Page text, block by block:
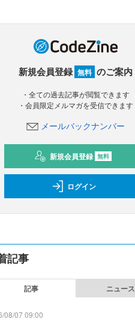
新規会員登録 無料 のご案内
・全ての過去記事が閲覧できます
・会員限定メルマガを受信できます
メールバックナンバー
新規会員登録 無料
ログイン
記事
記事 ニュース
08/07 09:00